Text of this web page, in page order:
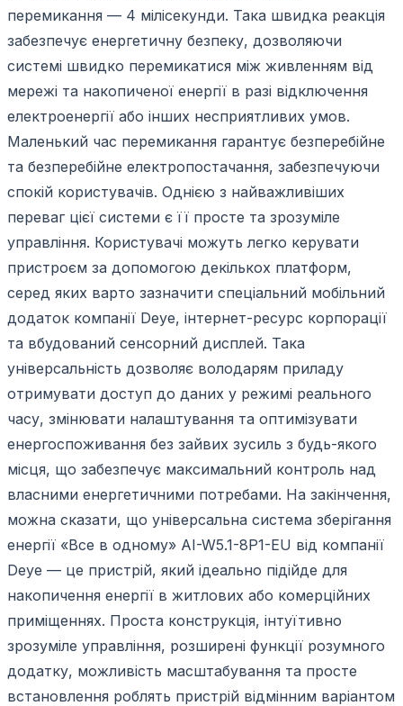
перемикання — 4 мілісекунди. Така швидка реакція
забезпечує енергетичну безпеку, дозволяючи
системі швидко перемикатися між живленням від
мережі та накопиченої енергії в разі відключення
електроенергії або інших несприятливих умов.
Маленький час перемикання гарантує безперебійне
та безперебійне електропостачання, забезпечуючи
спокій користувачів. Однією з найважливіших
переваг цієї системи є її просте та зрозуміле
управління. Користувачі можуть легко керувати
пристроєм за допомогою декількох платформ,
серед яких варто зазначити спеціальний мобільний
додаток компанії Deye, інтернет-ресурс корпорації
та вбудований сенсорний дисплей. Така
універсальність дозволяє володарям приладу
отримувати доступ до даних у режимі реального
часу, змінювати налаштування та оптимізувати
енергоспоживання без зайвих зусиль з будь-якого
місця, що забезпечує максимальний контроль над
власними енергетичними потребами. На закінчення,
можна сказати, що універсальна система зберігання
енергії «Все в одному» AI-W5.1-8P1-EU від компанії
Deye — це пристрій, який ідеально підійде для
накопичення енергії в житлових або комерційних
приміщеннях. Проста конструкція, інтуїтивно
зрозуміле управління, розширені функції розумного
додатку, можливість масштабування та просте
встановлення роблять пристрій відмінним варіантом